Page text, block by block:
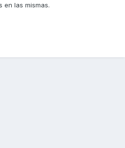
en las mismas.